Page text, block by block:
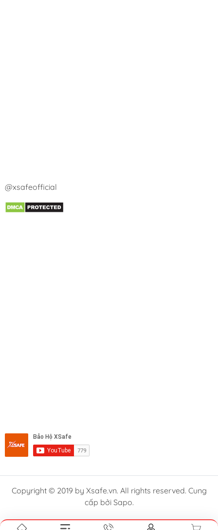
@xsafeofficial
Copyright © 2019 by Xsafe.vn. All rights reserved. Cung
cấp bởi Sapo.